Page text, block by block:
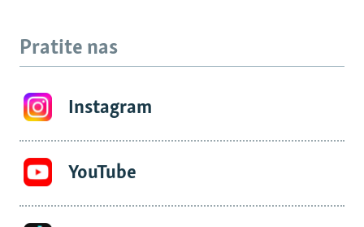
Pratite nas
Instagram
YouTube